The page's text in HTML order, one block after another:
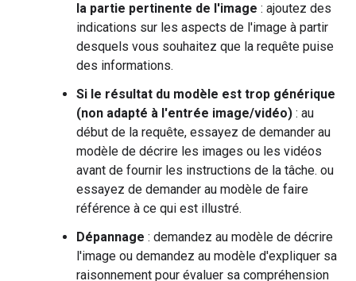
la partie pertinente de l'image : ajoutez des
indications sur les aspects de l'image à partir
desquels vous souhaitez que la requête puise
des informations.
Si le résultat du modèle est trop générique
(non adapté à l'entrée image/vidéo) : au
début de la requête, essayez de demander au
modèle de décrire les images ou les vidéos
avant de fournir les instructions de la tâche. ou
essayez de demander au modèle de faire
référence à ce qui est illustré.
Dépannage : demandez au modèle de décrire
l'image ou demandez au modèle d'expliquer sa
raisonnement pour évaluer sa compréhension